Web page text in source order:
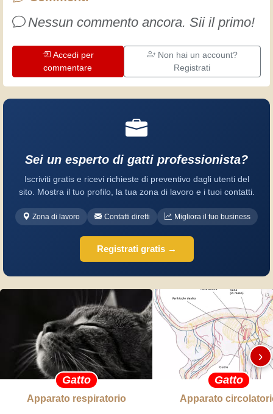
Nessun commento ancora. Sii il primo!
Accedi per
commentare
Non hai un account?
Registrati
Sei un esperto di gatti professionista?
Iscriviti gratis e ricevi richieste di preventivo dagli utenti del
sito. Mostra il tuo profilo, la tua zona di lavoro e i tuoi contatti.
Zona di lavoro Contatti diretti Migliora il tuo business
Registrati gratis →
Gatto
Apparato respiratorio
Gatto
Apparato
›